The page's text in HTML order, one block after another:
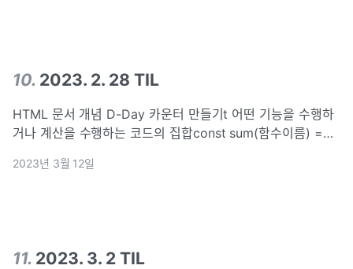
10. 2023. 2. 28 TIL
HTML 문서 개념 D-Day 카운터 만들기t 어떤 기능을 수행하
거나 계산을 수행하는 코드의 집합const sum(함수이름) =
= 10 + 10; return result
2023년 3월 12일
11. 2023. 3. 2 TIL